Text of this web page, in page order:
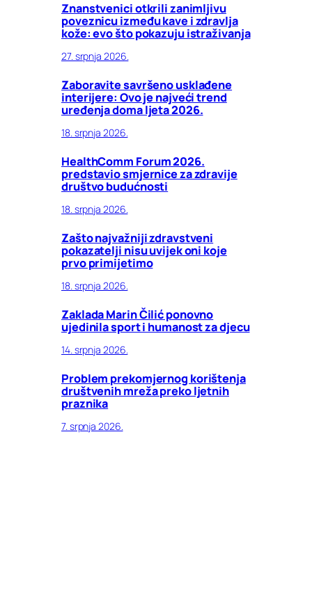
Znanstvenici otkrili zanimljivu
poveznicu između kave i zdravlja
kože: evo što pokazuju istraživanja
27. srpnja 2026.
Zaboravite savršeno usklađene
interijere: Ovo je najveći trend
uređenja doma ljeta 2026.
18. srpnja 2026.
HealthComm Forum 2026.
predstavio smjernice za zdravije
društvo budućnosti
18. srpnja 2026.
Zašto najvažniji zdravstveni
pokazatelji nisu uvijek oni koje
prvo primijetimo
18. srpnja 2026.
Zaklada Marin Čilić ponovno
ujedinila sport i humanost za djecu
14. srpnja 2026.
Problem prekomjernog korištenja
društvenih mreža preko ljetnih
praznika
7. srpnja 2026.